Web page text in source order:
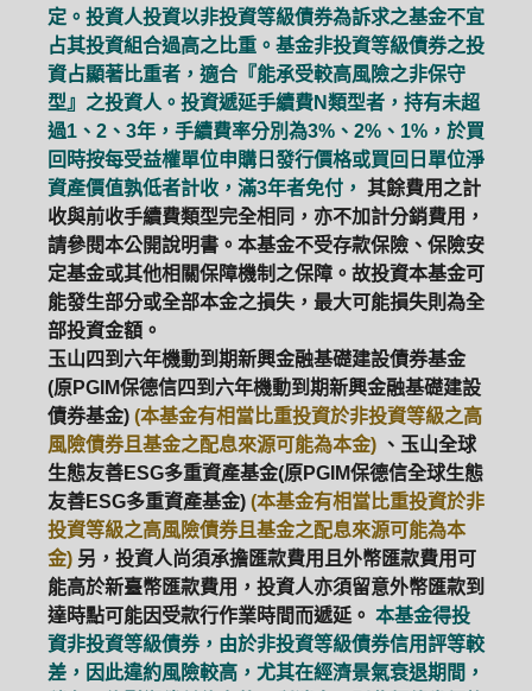
定。投資人投資以非投資等級債券為訴求之基金不宜
占其投資組合過高之比重。基金非投資等級債券之投
資占顯著比重者，適合『能承受較高風險之非保守
型』之投資人。投資遞延手續費N類型者，持有未超
過1、2、3年，手續費率分別為3%、2%、1%，於買
回時按每受益權單位申購日發行價格或買回日單位淨
資產價值孰低者計收，滿3年者免付， 其餘費用之計
收與前收手續費類型完全相同，亦不加計分銷費用，
請參閱本公開說明書。本基金不受存款保險、保險安
定基金或其他相關保障機制之保障。故投資本基金可
能發生部分或全部本金之損失，最大可能損失則為全
部投資金額。
玉山四到六年機動到期新興金融基礎建設債券基金
(原PGIM保德信四到六年機動到期新興金融基礎建設
債券基金) (本基金有相當比重投資於非投資等級之高
風險債券且基金之配息來源可能為本金) 、玉山全球
生態友善ESG多重資產基金(原PGIM保德信全球生態
友善ESG多重資產基金) (本基金有相當比重投資於非
投資等級之高風險債券且基金之配息來源可能為本
金) 另，投資人尚須承擔匯款費用且外幣匯款費用可
能高於新臺幣匯款費用，投資人亦須留意外幣匯款到
達時點可能因受款行作業時間而遞延。 本基金得投
資非投資等級債券，由於非投資等級債券信用評等較
差，因此違約風險較高，尤其在經濟景氣衰退期間，